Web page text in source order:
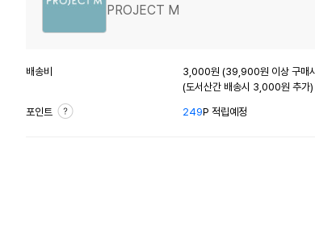
PROJECT M
배송비
3,000원 (39,900원 이상 구매
(도서산간 배송시 3,000원 추가)
포인트 249P 적립예정